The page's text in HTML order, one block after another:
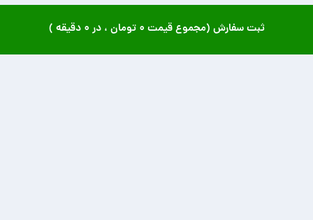
ثبت سفارش (مجموع قیمت ۰ تومان ، در ۰ دقیقه )